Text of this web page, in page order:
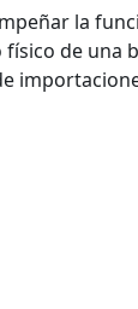
la
de una